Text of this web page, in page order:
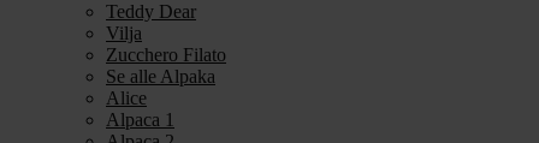
Teddy Dear
Vilja
Zucchero Filato
Se alle Alpaka
Alice
Alpaca 1